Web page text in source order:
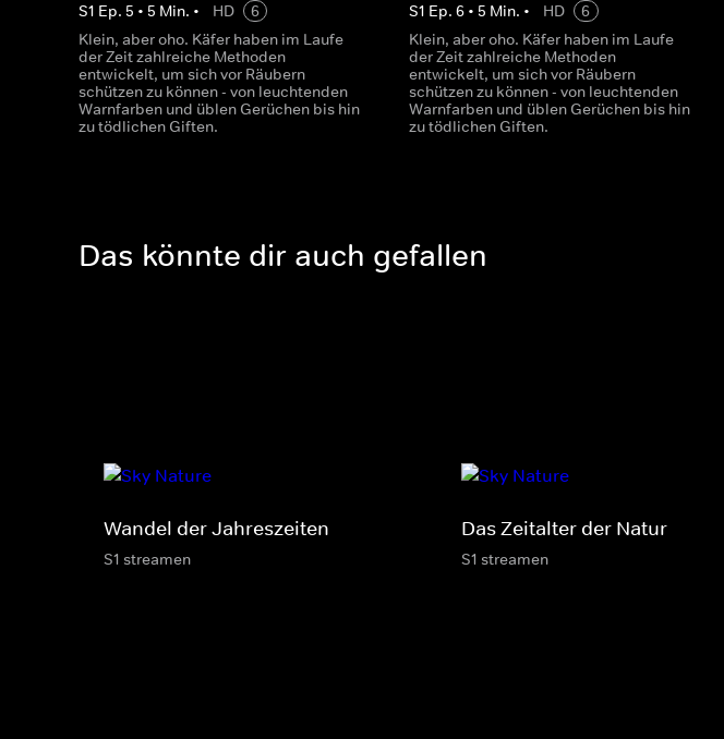
S1 Ep. 5 • 5 Min. • HD
6
Klein, aber oho. Käfer haben im Laufe
der Zeit zahlreiche Methoden
entwickelt, um sich vor Räubern
schützen zu können - von leuchtenden
Warnfarben und üblen Gerüchen bis hin
zu tödlichen Giften.
S1 Ep.6 • 5 Min. • HD
6
Klein, aber oho. Käfer haben im Laufe
der Zeit zahlreiche Methoden
entwickelt, um sich vor Räubern
schützen zu können - von leuchtenden
Warnfarben und üblen Gerüchen bis hin
zu tödlichen Giften.
Das könnte dir auch gefallen
Wandel der Jahreszeiten
S1 streamen
Das Zeitalter der Natur
S1 streamen